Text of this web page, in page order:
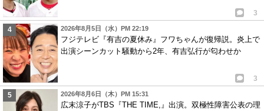
3
2026年8月5日（水）PM 22:19
フジテレビ『有吉の夏休み』フワちゃんが復帰説。炎上で
出演シーンカット騒動から2年、有吉弘行が匂わせか
3
2026年8月6日（木）PM 15:31
広末涼子がTBS『THE TIME,』出演。双極性障害公表の理